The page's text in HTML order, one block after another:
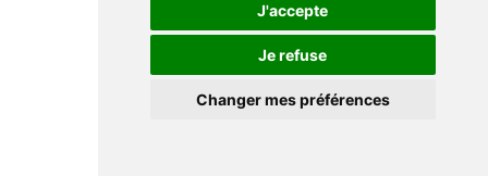
J'accepte
Je refuse
Changer mes préférences